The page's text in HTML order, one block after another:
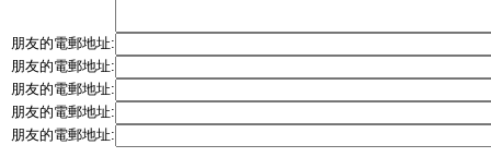
朋友的電郵地址:
朋友的電郵地址:
朋友的電郵地址:
朋友的電郵地址:
朋友的電郵地址: